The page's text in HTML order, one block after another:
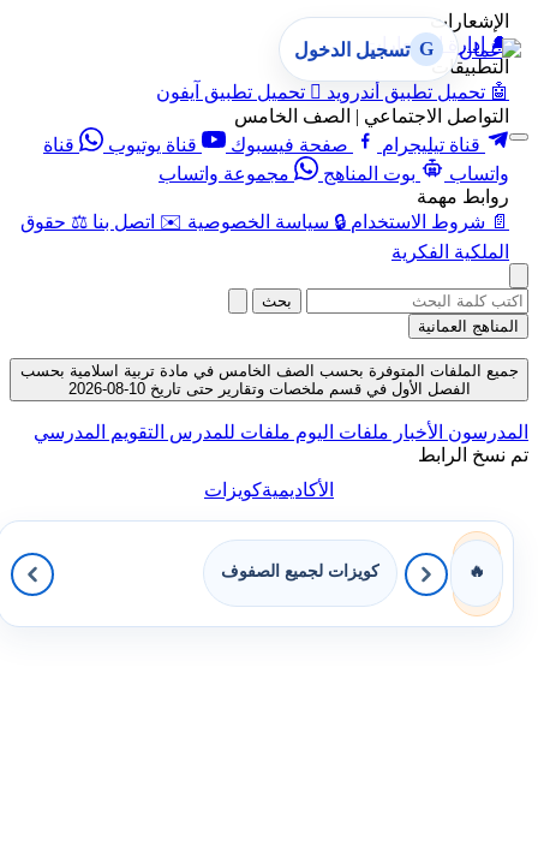
الإشعارات
🔔 إدارة الإشعارات
التطبيقات
🤖 تحميل تطبيق أندرويد  تحميل تطبيق آيفون
التواصل الاجتماعي | الصف الخامس
قناة تيليجرام
صفحة فيسبوك قناة يوتيوب
قناة
واتساب
بوت المناهج
مجموعة واتساب
روابط مهمة
📄 شروط الاستخدام 🔒 سياسة الخصوصية ✉️ اتصل بنا ⚖️ حقوق
الملكية الفكرية
G تسجيل الدخول
بحث
المناهج العمانية
جميع الملفات المتوفرة بحسب الصف الخامس في مادة تربية اسلامية بحسب
الفصل الأول في قسم ملخصات وتقارير حتى تاريخ 10-08-2026
المدرسون الأخبار ملفات اليوم ملفات للمدرس التقويم المدرسي
تم نسخ الرابط
الأكاديميةكويزات
🔥 كويزات لجميع الصفوف